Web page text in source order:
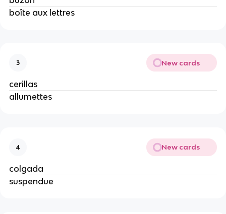
boîte aux lettres
3 New cards
cerillas
allumettes
4 New cards
colgada
suspendue